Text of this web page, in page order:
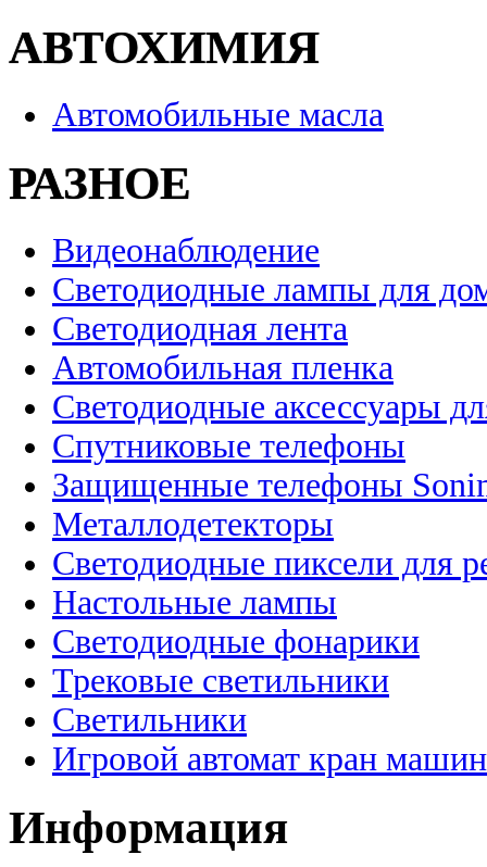
АВТОХИМИЯ
Автомобильные масла
РАЗНОЕ
Видеонаблюдение
Светодиодные лампы для
Светодиодная лента
Автомобильная пленка
Светодиодные аксессуары
Спутниковые телефоны
Защищенные телефоны
Металлодетекторы
Светодиодные пиксели для
Настольные лампы
Светодиодные фонарики
Трековые светильники
Светильники
Игровой автомат кран
Информация